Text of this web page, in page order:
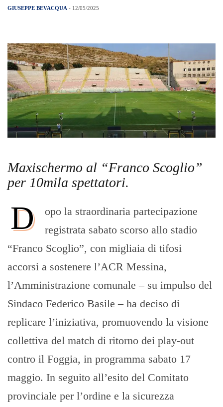
GIUSEPPE BEVACQUA - 12/05/2025
Maxischermo al “Franco Scoglio”
per 10mila spettatori.
D
opo la straordinaria partecipazione
registrata sabato scorso allo stadio
“Franco Scoglio”, con migliaia di tifosi
accorsi a sostenere l’ACR Messina,
l’Amministrazione comunale – su impulso del
Sindaco Federico Basile – ha deciso di
replicare l’iniziativa, promuovendo la visione
collettiva del match di ritorno dei play-out
contro il Foggia, in programma sabato 17
maggio. In seguito all’esito del Comitato
provinciale per l’ordine e la sicurezza